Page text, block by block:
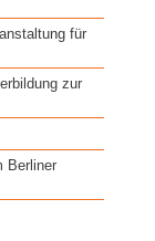
für
zur
Berliner